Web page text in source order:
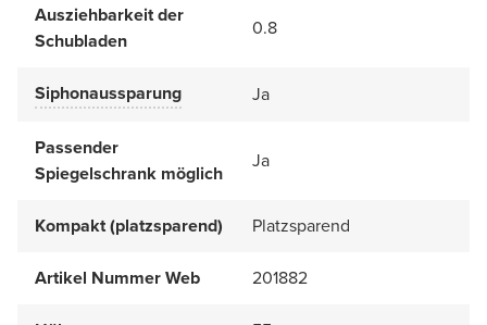
Ausziehbarkeit der
Schubladen
0.8
Siphonaussparung Ja
Passender
Spiegelschrank möglich
Ja
Kompakt (platzsparend) Platzsparend
Artikel Nummer Web 201882